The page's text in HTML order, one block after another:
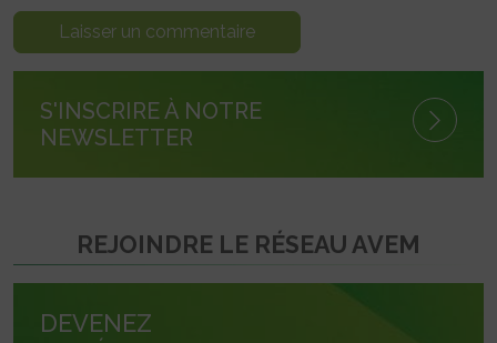
S'INSCRIRE À NOTRE
NEWSLETTER
REJOINDRE LE RÉSEAU AVEM
DEVENEZ